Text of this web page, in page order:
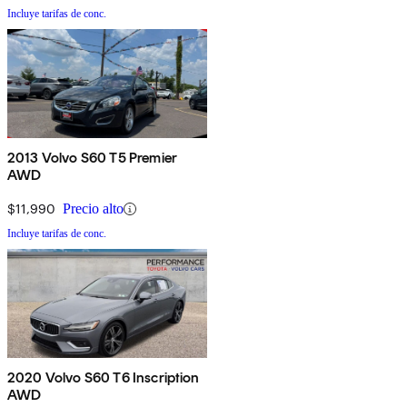
Incluye tarifas de conc.
2013 Volvo S60 T5 Premier
AWD
$11,990 Precio alto
Incluye tarifas de conc.
2020 Volvo S60 T6 Inscription
AWD